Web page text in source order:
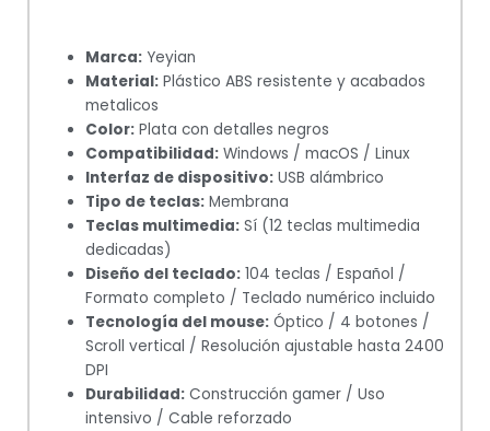
Marca: Yeyian
Material: Plástico ABS resistente y acabados
metalicos
Color: Plata con detalles negros
Compatibilidad: Windows / macOS / Linux
Interfaz de dispositivo: USB alámbrico
Tipo de teclas: Membrana
Teclas multimedia: Sí (12 teclas multimedia
dedicadas)
Diseño del teclado: 104 teclas / Español /
Formato completo / Teclado numérico incluido
Tecnología del mouse: Óptico / 4 botones /
Scroll vertical / Resolución ajustable hasta 2400
DPI
Durabilidad: Construcción gamer / Uso
intensivo / Cable reforzado